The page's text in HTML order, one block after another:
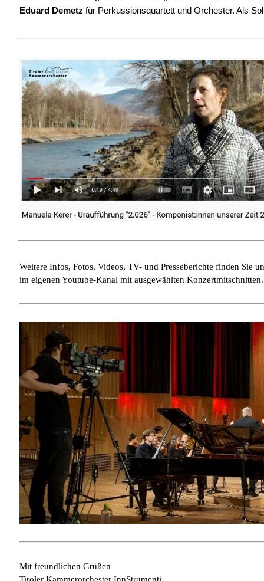
Eduard Demetz für Perkussionsquartett und Orchester. Als
Weitere Infos, Fotos, Videos, TV- und Presseberichte finden Sie
im eigenen Youtube-Kanal mit ausgewählten
Mit freundlichen Grüßen